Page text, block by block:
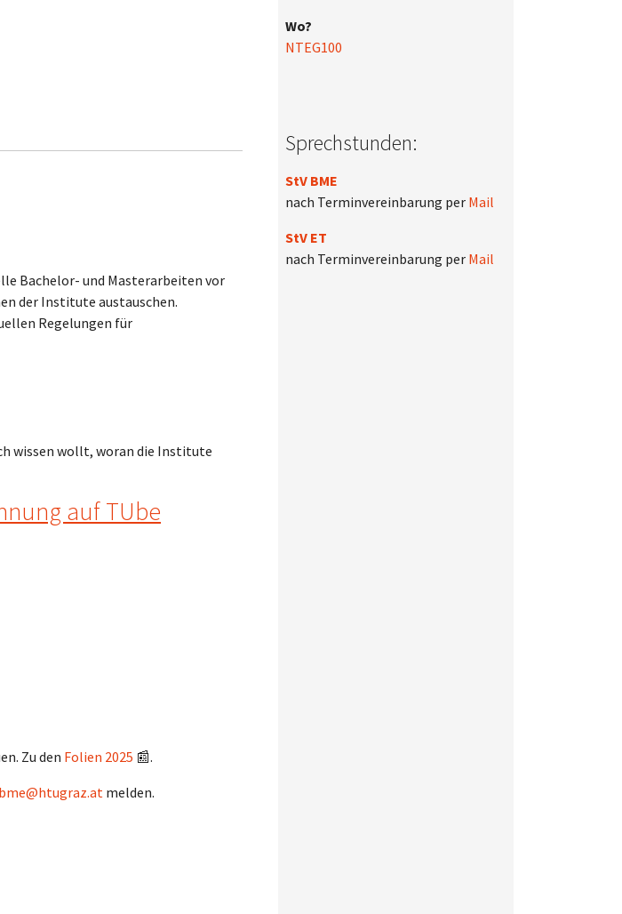
Bachelor- und Masterarbeiten vor
der Institute austauschen.
Regelungen für
wissen wollt, woran die Institute
auf TUbe
Zu den Folien 2025 📰.
melden.
Wo?
NTEG100
Sprechstunden:
StV BME
nach Terminvereinbarung per Mail
StV ET
nach Terminvereinbarung per Mail